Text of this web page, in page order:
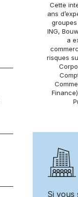
Cette
ans
ING,
a
risques
Si vous